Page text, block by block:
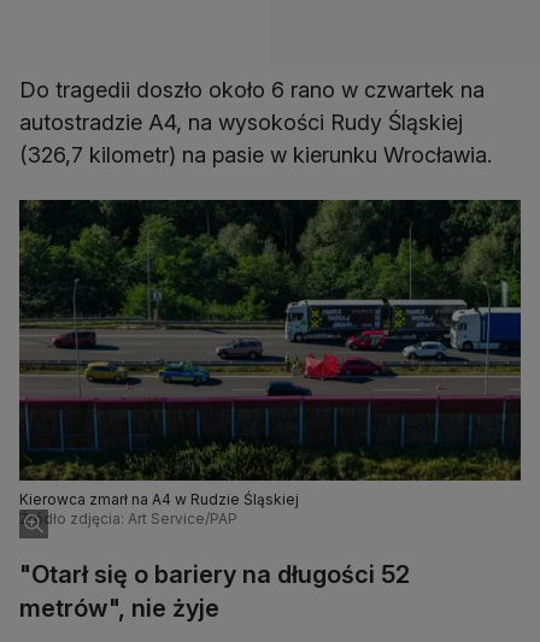
Do tragedii doszło około 6 rano w czwartek na
autostradzie A4, na wysokości Rudy Śląskiej
(326,7 kilometr) na pasie w kierunku Wrocławia.
Kierowca zmarł na A4 w Rudzie Śląskiej
Źródło zdjęcia: Art Service/PAP
"Otarł się o bariery na długości 52
metrów", nie żyje